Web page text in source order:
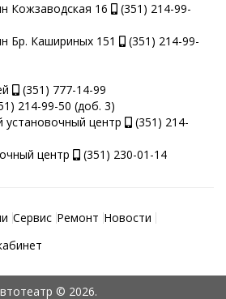
Кожзаводская 16
(351) 214-99-
Бр. Кашириных 151
(351) 214-99-
(351) 777-14-99
214-99-50 (доб. 3)
центр
(351) 214-
центр
(351) 230-01-14
Сервис Ремонт Новости
© 2026.